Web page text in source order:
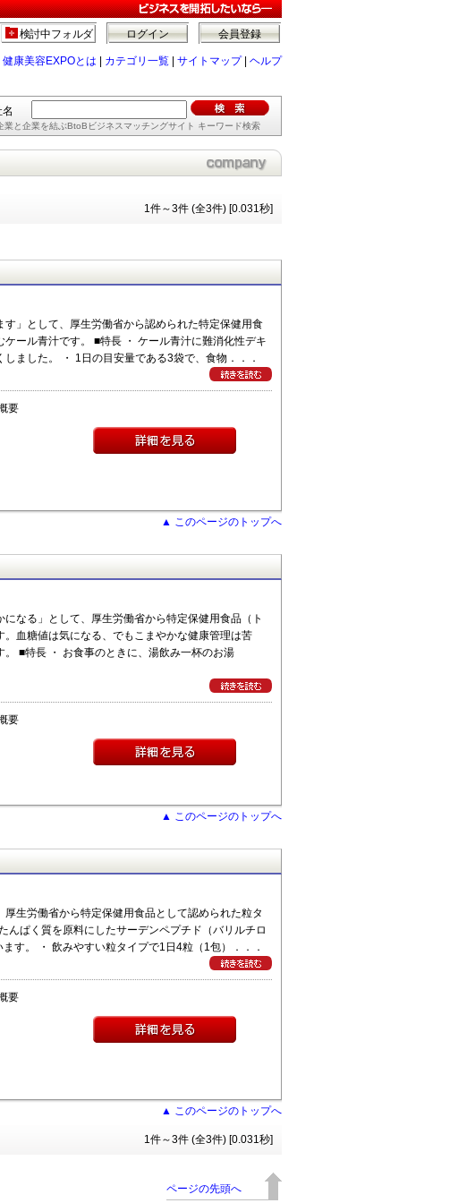
会員登録
ログイン
検討中フォルダ
健康美容EXPOとは カテゴリ一覧 サイトマップ| ヘルプ
業と企業を結ぶBtoBビジネスマッチングサイト キーワード検索
1件～3件 (全3件) [0.031秒]
す」として、厚生労働省から認められた特定保健用食
ール青汁です。 ■特長 ・ ケール青汁に難消化性デキ
ました。 ・ 1日の目安量である3袋で、食物．．．
要
▲ このページのトップへ
になる」として、厚生労働省から特定保健用食品（ト
血糖値は気になる、でもこまやかな健康管理は苦
■特長 ・ お食事のときに、湯飲み一杯のお湯
要
▲ このページのトップへ
厚生労働省から特定保健用食品として認められた粒タ
んぱく質を原料にしたサーデンペプチド（バリルチロ
す。 ・ 飲みやすい粒タイプで1日4粒（1包）．．．
要
▲ このページのトップへ
1件～3件 (全3件) [0.031秒]
ページの先頭へ